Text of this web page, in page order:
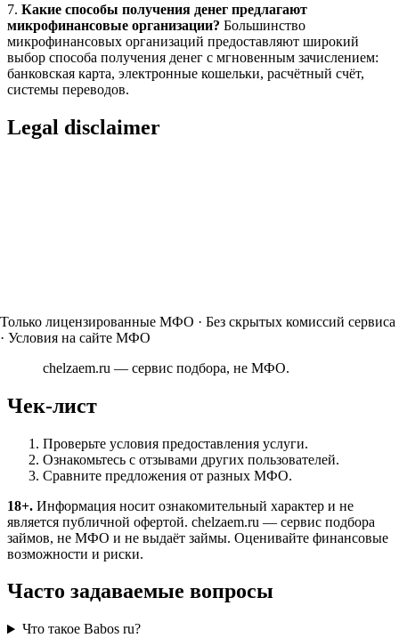
7. Какие способы получения денег предлагают
микрофинансовые организации? Большинство
микрофинансовых организаций предоставляют широкий
выбор способа получения денег с мгновенным зачислением:
банковская карта, электронные кошельки, расчётный счёт,
системы переводов.
Legal disclaimer
Только лицензированные МФО · Без скрытых комиссий сервиса
· Условия на сайте МФО
chelzaem.ru — сервис подбора, не МФО.
Чек-лист
Проверьте условия предоставления услуги.
Ознакомьтесь с отзывами других пользователей.
Сравните предложения от разных МФО.
18+. Информация носит ознакомительный характер и не
является публичной офертой. chelzaem.ru — сервис подбора
займов, не МФО и не выдаёт займы. Оценивайте финансовые
возможности и риски.
Часто задаваемые вопросы
Что такое Babos ru?